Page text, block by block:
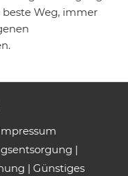
Weg, immer
|
| Günstiges